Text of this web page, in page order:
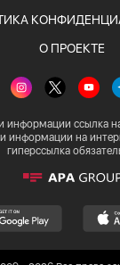
О ПРОЕКТЕ
информации ссылка
информации на
гиперссылка